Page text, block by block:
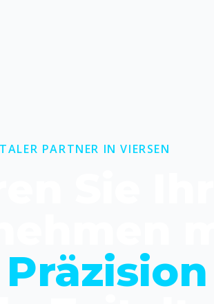
PARTNER IN VIERSEN